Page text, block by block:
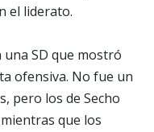
el liderato.
SD que mostró
ofensiva. No fue un
pero los de Secho
que los